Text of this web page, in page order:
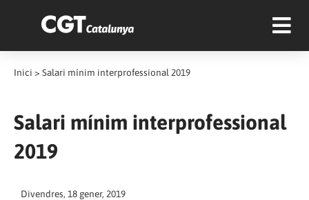
Inici > Salari mínim interprofessional 2019
Salari mínim interprofessional
2019
Divendres, 18 gener, 2019